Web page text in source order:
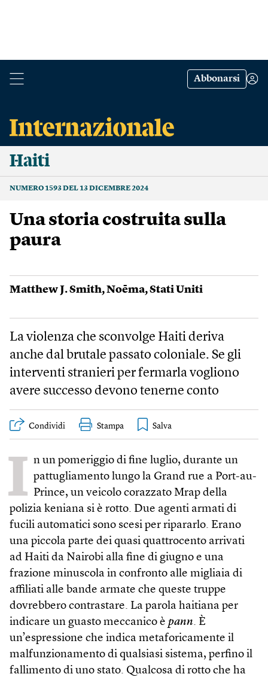
Abbonarsi
Haiti
NUMERO 1593 DEL 13 DICEMBRE 2024
Una storia costruita sulla
paura
Matthew J. Smith,Noēma,Stati Uniti
La violenza che sconvolge Haiti deriva
anche dal brutale passato coloniale. Se gli
interventi stranieri per fermarla vogliono
avere successo devono tenerne conto
Condividi Stampa
I n un pomeriggio di fine luglio, durante un
pattugliamento lungo la Grand rue a Port-au-
Prince, un veicolo corazzato Mrap della
polizia keniana si è rotto. Due agenti armati di
fucili automatici sono scesi per ripararlo. Erano
una piccola parte dei quasi quattrocento arrivati
ad Haiti da Nairobi alla fine di giugno e una
frazione minuscola in confronto alle migliaia di
affiliati alle bande armate che queste truppe
dovrebbero contrastare. La parola haitiana per
indicare un guasto meccanico è pann. È
un’espressione che indica metaforicamente il
malfunzionamento di qualsiasi sistema, perfino il
fallimento di uno stato. Qualcosa di rotto che ha